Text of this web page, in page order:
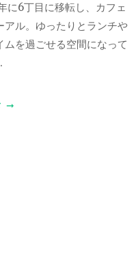
に6丁目に移転し、カフェ
アル。ゆったりとランチや
ムを過ごせる空間になって